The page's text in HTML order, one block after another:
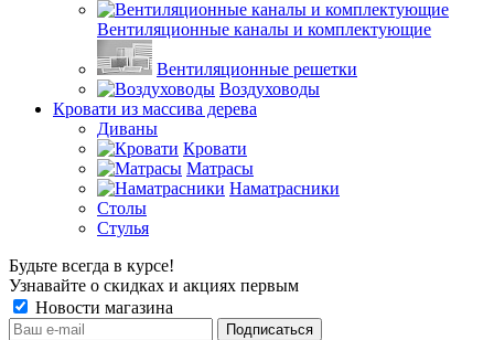
Вентиляционные каналы и комплектующие
Вентиляционные решетки
Воздуховоды
Кровати из массива дерева
Диваны
Кровати
Матрасы
Наматрасники
Столы
Стулья
Будьте всегда в курсе!
Узнавайте о скидках и акциях первым
Новости магазина